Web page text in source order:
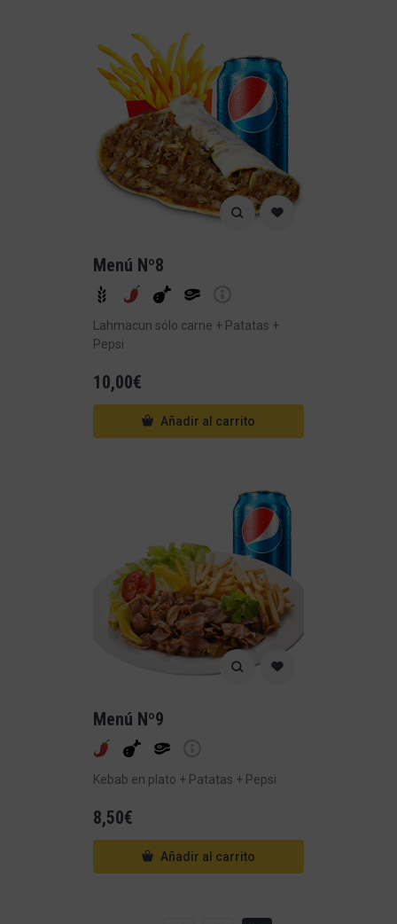
Menú Nº8
Lahmacun sólo carne + Patatas +
Pepsi
10,00€
Añadir al carrito
Menú Nº9
Kebab en plato + Patatas + Pepsi
8,50€
Añadir al carrito